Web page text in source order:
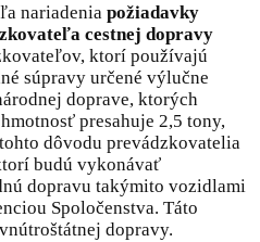
nariadenia požiadavky
cestnej dopravy
ktorí používajú
súpravy určené výlučne
doprave, ktorých
presahuje 2,5 tony,
dôvodu prevádzkovatelia
budú vykonávať
dopravu takýmito vozidlami
Spoločenstva. Táto
dopravy.